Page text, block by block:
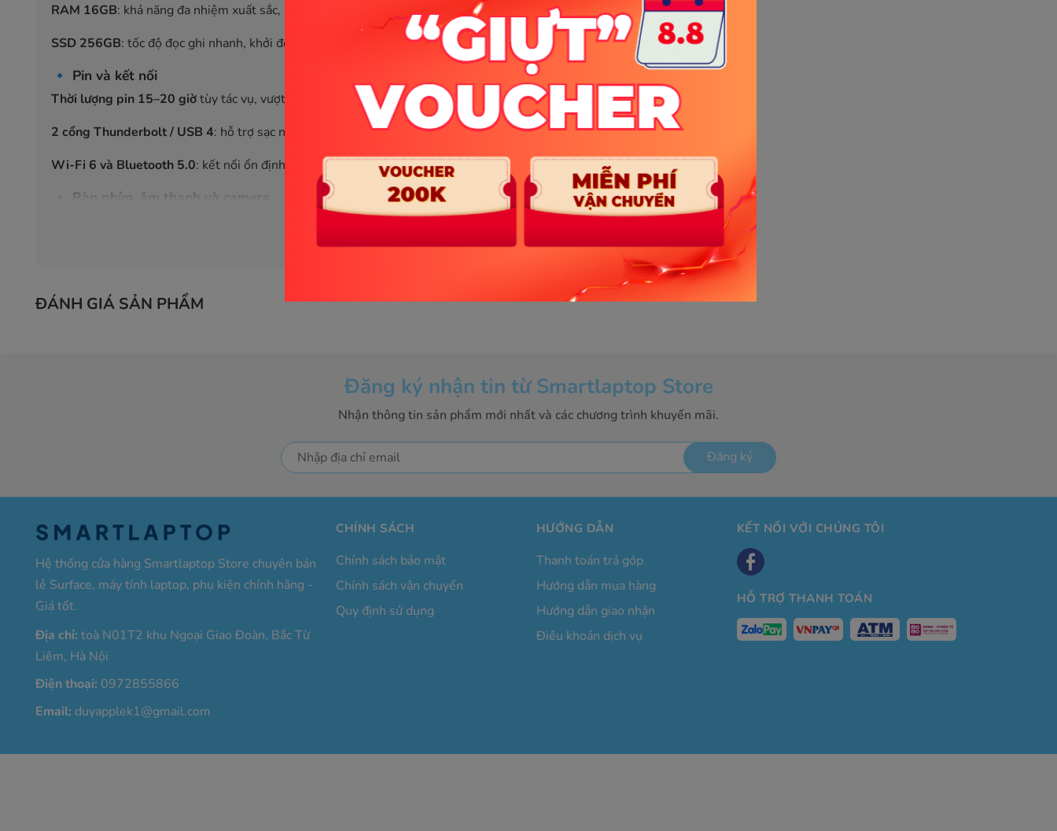
RAM 16GB: khả năng đa nhiệm xuất sắc, mở nhiều ứng dụng nặng cùng lúc vẫn trơn tru.
SSD 256GB: tốc độ đọc ghi nhanh, khởi động máy và mở ứng dụng chỉ trong tích tắc.
🔹 Pin và kết nối
Thời lượng pin 15–20 giờtùy tác vụ, vượt xa nhiều laptop cùng phân khúc.
2 cổng Thunderbolt / USB 4: hỗ trợ sạc nhanh, truyền dữ liệu tốc độ cao, kết nối màn hình ngoài 6K.
Wi-Fi 6 và Bluetooth 5.0: kết nối ổn định, nhanh chóng.
Bàn phím, âm thanh và camera
: gõ êm ái, phản hồi nhanh, tiện lợi khi thao tác.
Hiệu năng mạnh mẽ nhờ chip M1 và RAM 16GB.
Hoàn hảo cho học tập, làm việc văn phòng, lập trình, chỉnh sửa ảnh/video và sáng tạo nội dung.
👉MacBook Pro M1 RAM 16GB SSD 256GBlà lựa chọn hoàn hảo cho những ai cần một chiếc laptop
nhưng mạnh mẽ, ổn định, và sang trọng– đáp ứng tốt từ công việc hằng ngày đến các tác vụ chuyên nghiệp.
ĐÁNH GIÁ SẢN PHẨM
Đăng ký nhận tin từ Smartlaptop Store
Nhận thông tin sản phẩm mới nhất và các chương trình khuyến mãi.
Đăng ký
Hệ thống cửa hàng Smartlaptop Store chuyên bán
lẻ Surface, máy tính laptop, phụ kiện chính hãng -
Giá tốt.
Địa chỉ: toà N01T2 khu Ngoại Giao Đoàn, Bắc Từ
Liêm, Hà Nội
Điện thoại: 0972855866
Email: duyapplek1@gmail.com
CHÍNH SÁCH
Chính sách bảo mật
Chính sách vận chuyển
Quy định sử dụng
HƯỚNG DẪN
Thanh toán trả góp
Hướng dẫn mua hàng
Hướng dẫn giao nhận
Điều khoản dịch vụ
KẾT NỐI VỚI CHÚNG TÔI
HỖ TRỢ THANH TOÁN